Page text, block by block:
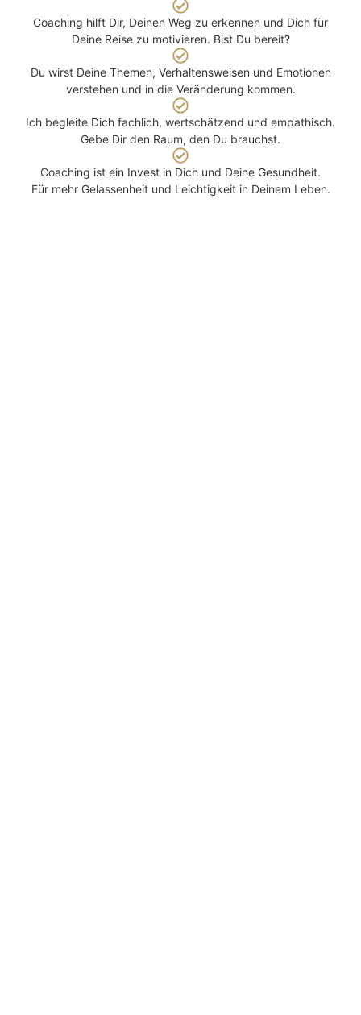
Coaching hilft Dir, Deinen Weg zu erkennen und Dich für
Deine Reise zu motivieren. Bist Du bereit?
Du wirst Deine Themen, Verhaltensweisen und Emotionen
verstehen und in die Veränderung kommen.
Ich begleite Dich fachlich, wertschätzend und empathisch.
Gebe Dir den Raum, den Du brauchst.
Coaching ist ein Invest in Dich und Deine Gesundheit.
Für mehr Gelassenheit und Leichtigkeit in Deinem Leben.